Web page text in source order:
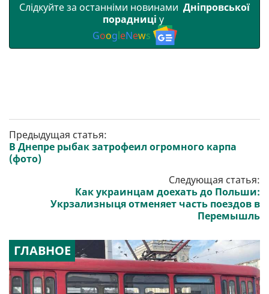
Слідкуйте за останніми новинами Дніпровської
порадниці у
GoogleNews
Предыдущая статья:
В Днепре рыбак затрофеил огромного карпа
(фото)
Следующая статья:
Как украинцам доехать до Польши:
Укрзализныця отменяет часть поездов в
Перемышль
ГЛАВНОЕ